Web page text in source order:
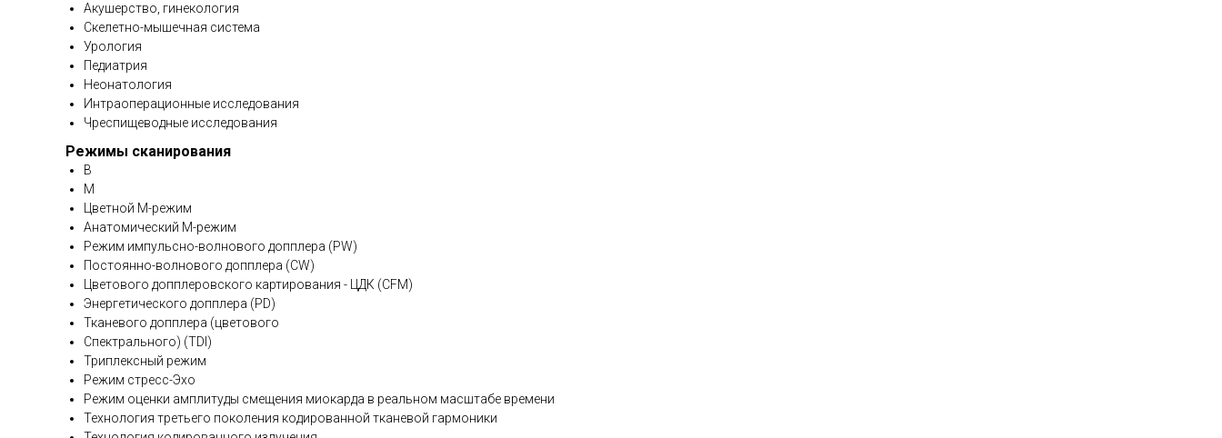
Акушерство, гинекология
Скелетно-мышечная система
Урология
Педиатрия
Неонатология
Интраоперационные исследования
Чреспищеводные исследования
Режимы сканирования
B
M
Цветной М-режим
Анатомический М-режим
Режим импульсно-волнового допплера (PW)
Постоянно-волнового допплера (CW)
Цветового допплеровского картирования - ЦДК (CFM)
Энергетического допплера (PD)
Тканевого допплера (цветового
Спектрального) (TDI)
Триплексный режим
Режим стресс-Эхо
Режим оценки амплитуды смещения миокарда в реальном масштабе времени
Технология третьего поколения кодированной тканевой гармоники